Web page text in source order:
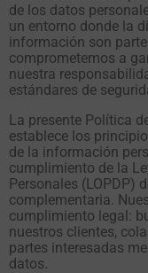
de los datos
un entorno donde la
información son
comprometemos a
nuestra
estándares de
La presente Política
establece los
de la información
cumplimiento de la
Personales (LOPDP)
complementaria.
cumplimiento legal:
nuestros clientes,
partes interesadas
datos.